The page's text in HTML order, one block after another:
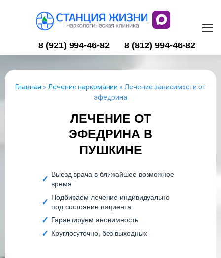
8 (921) 994-46-82 8 (812) 994-46-82
Главная » Лечение наркомании » Лечение зависимости от
эфедрина
ЛЕЧЕНИЕ ОТ
ЭФЕДРИНА В
ПУШКИНЕ
Выезд врача в ближайшее возможное
время
Подбираем лечение индивидуально
под состояние пациента
Гарантируем анонимность
Круглосуточно, без выходных